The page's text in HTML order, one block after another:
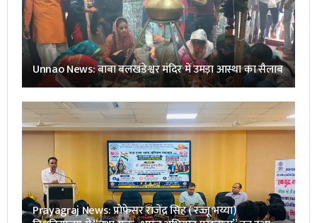
Unnao News: बाबा बलखंडेश्वर मंदिर में उमड़ा आस्था का सैलाब
Prayagraj News: प्रोफेसर राजेंद्र सिंह ( रज्जू भय्या)